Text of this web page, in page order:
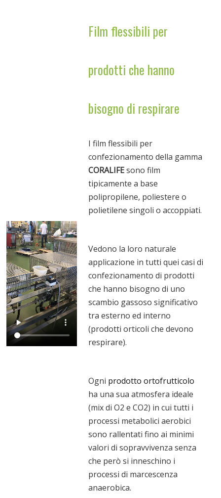
Film flessibili per
prodotti che hanno
bisogno di respirare
I film flessibili per
confezionamento della gamma
CORALIFEsono film
tipicamente a base
polipropilene, poliestere o
polietilene singoli o accoppiati.
Vedono la loro naturale
applicazione in tutti quei casi di
confezionamento di prodotti
che hanno bisogno di uno
scambio gassoso significativo
tra esterno ed interno
(prodotti orticoli che devono
respirare).
Ogni prodotto ortofrutticolo
ha una sua atmosfera ideale
(mix di O2 e CO2) in cui tutti i
processi metabolici aerobici
sono rallentati fino ai minimi
valori di sopravvivenza senza
che però si inneschino i
processi di marcescenza
anaerobica.